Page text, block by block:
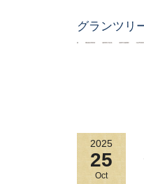
グランツリ
2025
25
Oct